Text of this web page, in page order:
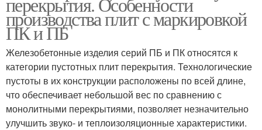
производства плит с маркировкой
ПК и ПБ
Железобетонные изделия серий ПБ и ПК относятся к
категории пустотных плит перекрытия. Технологические
пустоты в их конструкции расположены по всей длине,
что обеспечивает небольшой вес по сравнению с
монолитными перекрытиями, позволяет незначительно
улучшить звуко- и теплоизоляционные характеристики.